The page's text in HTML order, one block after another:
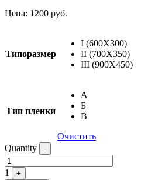
Цена: 1200 руб.
Типоразмер
I (600X300)
II (700X350)
III (900X450)
Тип пленки
А
Б
В
Очистить
Quantity
-
1
+